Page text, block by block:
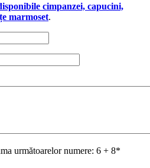
cimpanzei, capucini,
marmoset.
următoarelor numere: 6 + 8*